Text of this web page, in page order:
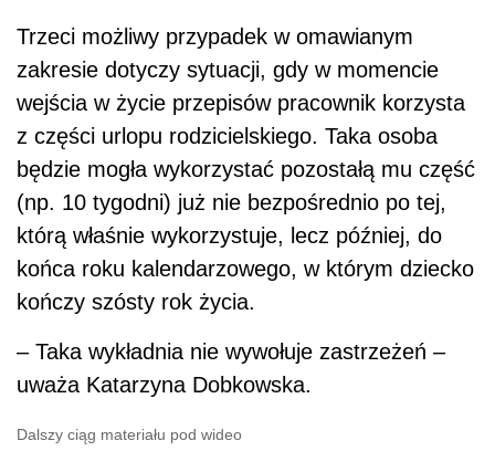
Trzeci możliwy przypadek w omawianym
zakresie dotyczy sytuacji, gdy w momencie
wejścia w życie przepisów pracownik korzysta
z części urlopu rodzicielskiego. Taka osoba
będzie mogła wykorzystać pozostałą mu część
(np. 10 tygodni) już nie bezpośrednio po tej,
którą właśnie wykorzystuje, lecz później, do
końca roku kalendarzowego, w którym dziecko
kończy szósty rok życia.
– Taka wykładnia nie wywołuje zastrzeżeń –
uważa Katarzyna Dobkowska.
Dalszy ciąg materiału pod wideo